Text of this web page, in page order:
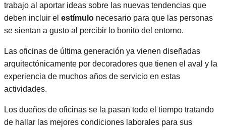
trabajo al aportar ideas sobre las nuevas tendencias que
deben incluir el estímulo necesario para que las personas
se sientan a gusto al percibir lo bonito del entorno.
Las oficinas de última generación ya vienen diseñadas
arquitectónicamente por decoradores que tienen el aval y la
experiencia de muchos años de servicio en estas
actividades.
Los dueños de oficinas se la pasan todo el tiempo tratando
de hallar las mejores condiciones laborales para sus